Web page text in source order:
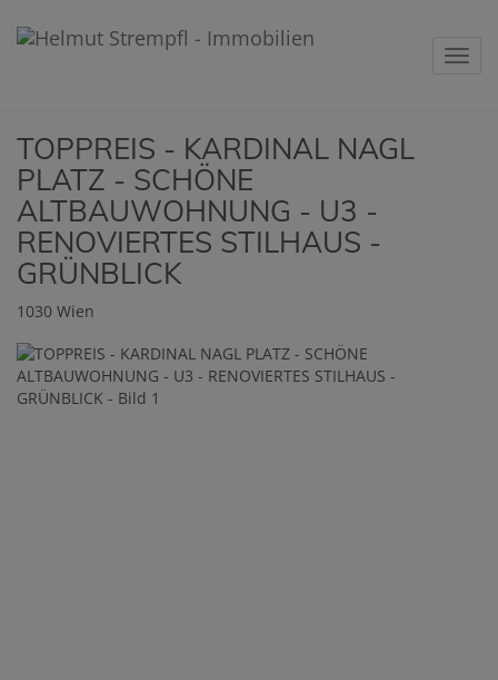
TOPPREIS - KARDINAL NAGL
PLATZ - SCHÖNE
ALTBAUWOHNUNG - U3 -
RENOVIERTES STILHAUS -
GRÜNBLICK
1030 Wien